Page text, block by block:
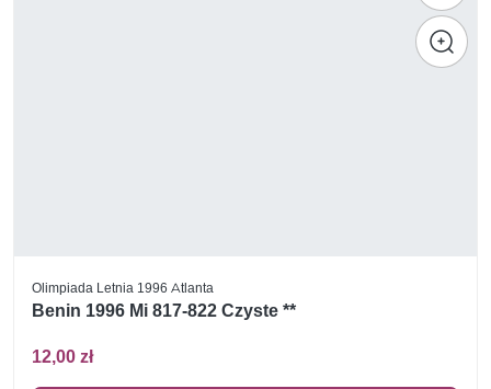
Olimpiada Letnia 1996 Atlanta
Benin 1996 Mi 817-822 Czyste **
12,00 zł